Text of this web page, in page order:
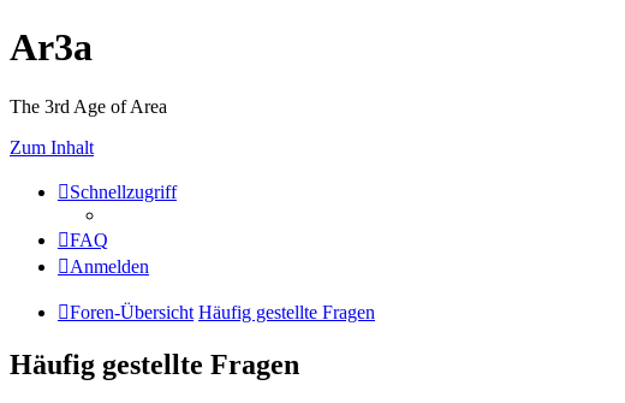
Ar3a
The 3rd Age of Area
Zum Inhalt
Schnellzugriff
FAQ
Anmelden
Foren-Übersicht Häufig gestellte Fragen
Häufig gestellte Fragen